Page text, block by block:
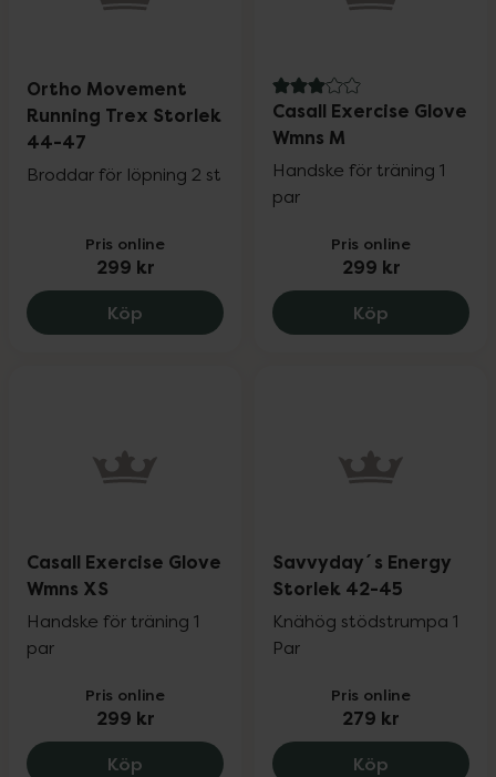
Ortho Movement
Running Trex Storlek
44-47
Broddar för löpning 2 st
Pris online
299 kr
Köp Ortho Movement Running Trex
3 av 5 i omdöme
Casall Exercise Glove
Wmns M
Handske för träning 1
par
Pris online
299 kr
Köp Casall
Casall Exercise Glove
Wmns XS
Handske för träning 1
par
Pris online
299 kr
Köp Casall Exercise Glove Wmns XS, 299 kr.
Savvyday´s Energy
Storlek 42-45
Knähög stödstrumpa 1
Par
Pris online
279 kr
Köp